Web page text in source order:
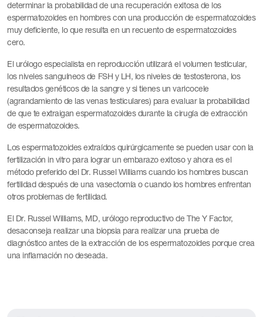
determinar la probabilidad de una recuperación exitosa de los
espermatozoides en hombres con una producción de espermatozoides
muy deficiente, lo que resulta en un recuento de espermatozoides
cero.
El urólogo especialista en reproducción utilizará el volumen testicular,
los niveles sanguíneos de FSH y LH, los niveles de testosterona, los
resultados genéticos de la sangre y si tienes un varicocele
(agrandamiento de las venas testiculares) para evaluar la probabilidad
de que te extraigan espermatozoides durante la cirugía de extracción
de espermatozoides.
Los espermatozoides extraídos quirúrgicamente se pueden usar con la
fertilización in vitro para lograr un embarazo exitoso y ahora es el
método preferido del Dr. Russel Williams cuando los hombres buscan
fertilidad después de una vasectomía o cuando los hombres enfrentan
otros problemas de fertilidad.
El Dr. Russel Williams, MD, urólogo reproductivo de The Y Factor,
desaconseja realizar una biopsia para realizar una prueba de
diagnóstico antes de la extracción de los espermatozoides porque crea
una inflamación no deseada.